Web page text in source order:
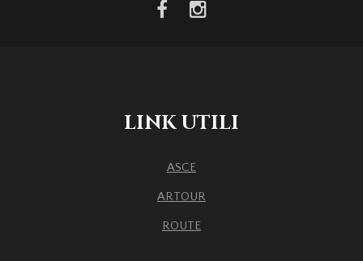
facebookinstagram
LINK UTILI
ASCE
ARTOUR
ROUTE